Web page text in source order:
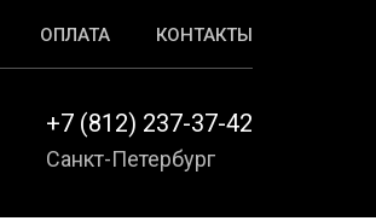
ОПЛАТА КОНТАКТЫ
+7 (812) 237-37-42
Санкт-Петербург